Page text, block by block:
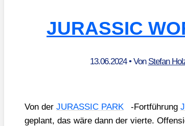
JURASSIC
13.06.2024• Von Stefan
Von der JURASSIC PARK -Fort­füh­rung
geplant, das wäre dann der vier­te.